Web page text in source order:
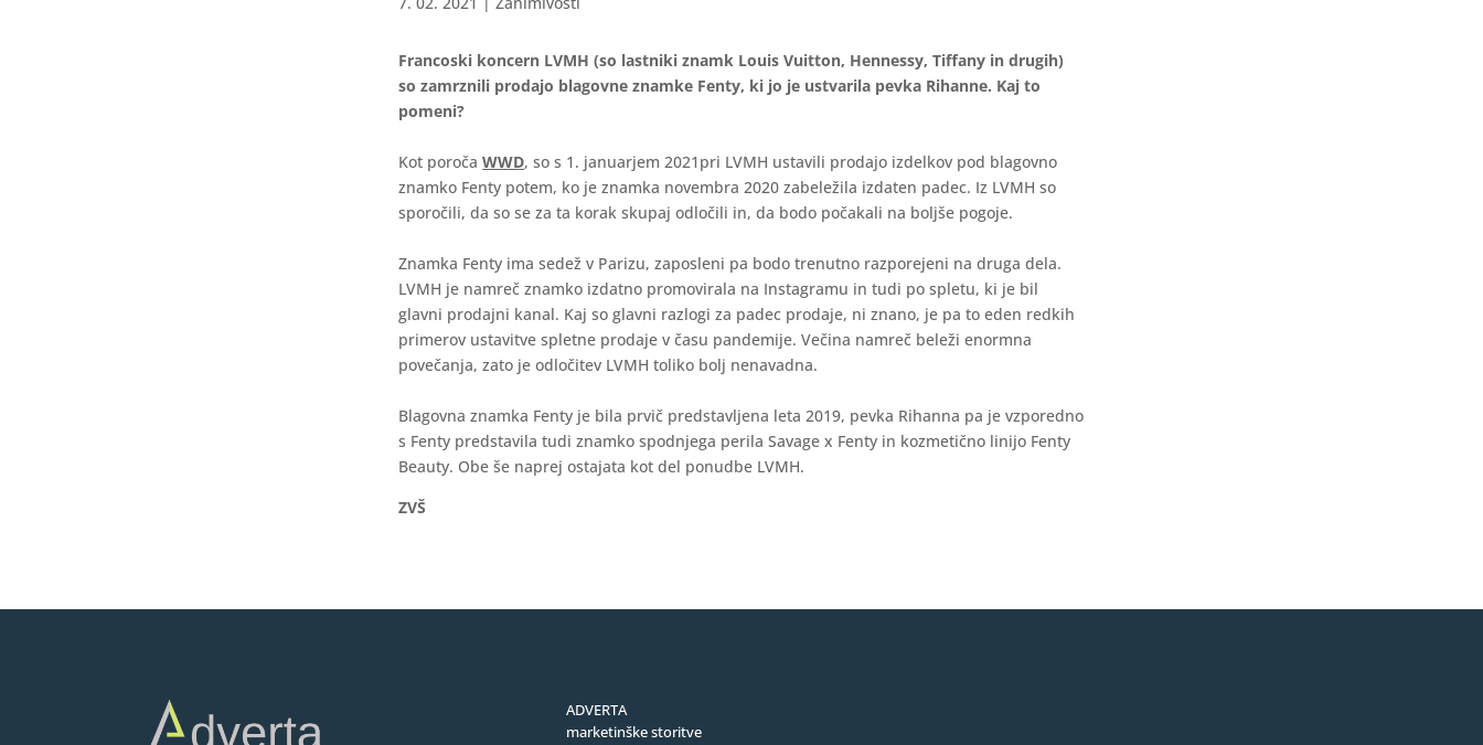
Francoski koncern LVMH (so lastniki znamk Louis Vuitton, Hennessy, Tiffany in drugih)
so zamrznili prodajo blagovne znamke Fenty, ki jo je ustvarila pevka Rihanne. Kaj to
pomeni?
Kot poročaWWD, so s 1. januarjem 2021pri LVMH ustavili prodajo izdelkov pod blagovno
znamko Fenty potem, ko je znamka novembra 2020 zabeležila izdaten padec. Iz LVMH so
sporočili, da so se za ta korak skupaj odločili in, da bodo počakali na boljše pogoje.
Znamka Fenty ima sedež v Parizu, zaposleni pa bodo trenutno razporejeni na druga dela.
LVMH je namreč znamko izdatno promovirala na Instagramu in tudi po spletu, ki je bil
glavni prodajni kanal. Kaj so glavni razlogi za padec prodaje, ni znano, je pa to eden redkih
primerov ustavitve spletne prodaje v času pandemije. Večina namreč beleži enormna
povečanja, zato je odločitev LVMH toliko bolj nenavadna.
Blagovna znamka Fenty je bila prvič predstavljena leta 2019, pevka Rihanna pa je vzporedno
s Fenty predstavila tudi znamko spodnjega perila Savage x Fenty in kozmetično linijo Fenty
Beauty. Obe še naprej ostajata kot del ponudbe LVMH.
ZVŠ
ADVERTA
marketinške storitve